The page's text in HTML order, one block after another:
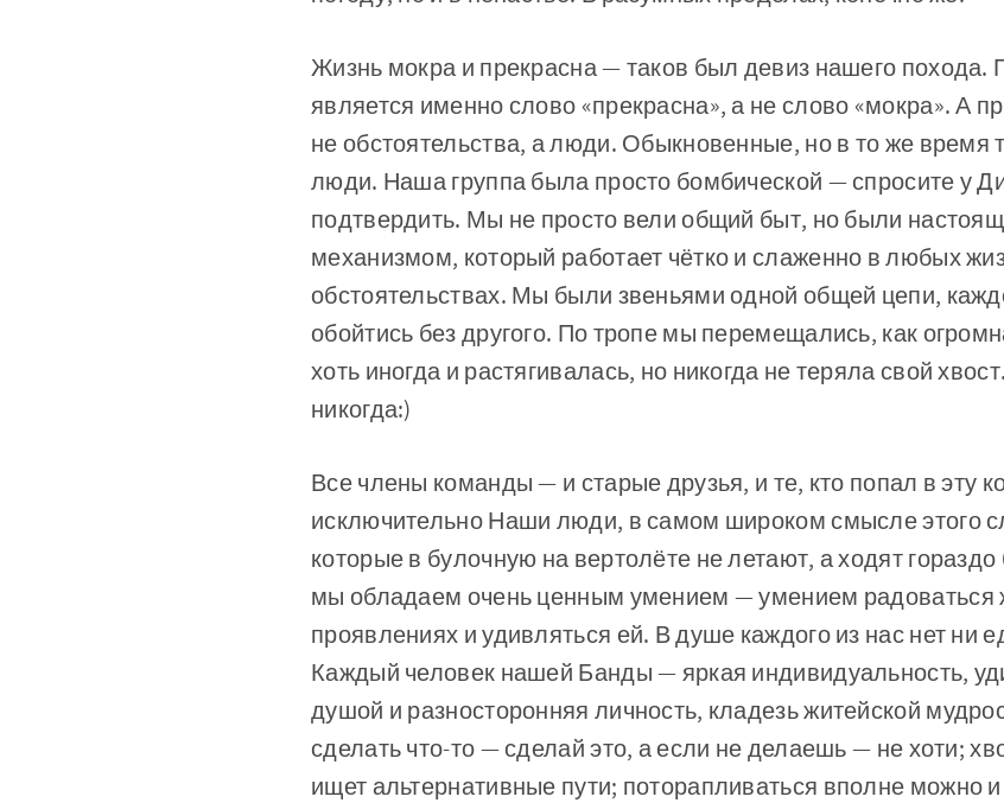
Жизнь мокра и прекрасна — таков был девиз нашего
является именно слово «прекрасна», а не слово «мокра». А
не обстоятельства, а люди. Обыкновенные, но в то же время
люди. Наша группа была просто бомбической — спросите у
подтвердить. Мы не просто вели общий быт, но были
механизмом, который работает чётко и слаженно в любых
обстоятельствах. Мы были звеньями одной общей цепи,
обойтись без другого. По тропе мы перемещались, как
хоть иногда и растягивалась, но никогда не теряла свой
никогда:)
Все члены команды — и старые друзья, и те, кто попал в эту
исключительно Наши люди, в самом широком смысле этого
которые в булочную на вертолёте не летают, а ходят
мы обладаем очень ценным умением — умением радоваться
проявлениях и удивляться ей. В душе каждого из нас нет ни
Каждый человек нашей Банды — яркая индивидуальность,
душой и разносторонняя личность, кладезь житейской
сделать что-то — сделай это, а если не делаешь — не хоти;
ищет альтернативные пути; поторапливаться вполне можно